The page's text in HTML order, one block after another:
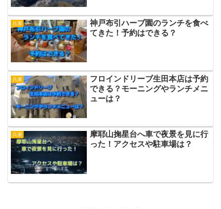
兵庫
神戸布引ハーブ園のランチを食べ
てきた！予約はできる？
兵庫
フロインドリーブ生田本店は予約
できる？モーニングやランチメニ
ューは？
兵庫
摩耶山掬星台へ車で夜景を見に行
った！アクセスや駐車場は？